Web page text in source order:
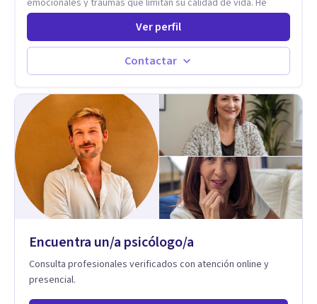
trabajado en reconocidas instituciones como el Hospital
Psiquiátrico San Rafael, Instituto Psiquiátrico MENDAO, San
Bernardino, Hospital Psiquiátrico Infantil y el Centro de
Integración Juvenil. Además, tuve el privilegio de colaborar
en comunidades como Olivar del Conde y Xochimilco, lo que
Ver perfil
Contactar
Encuentra un/a psicólogo/a
Consulta profesionales verificados con atención online y
presencial.